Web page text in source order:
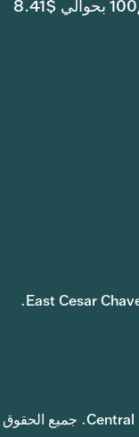
للصيانة والعمليات على منزل $100,000 بحوالي $8.41
جميع الحقوق محفوظة © 2026 Central Health. جميع الحقوق